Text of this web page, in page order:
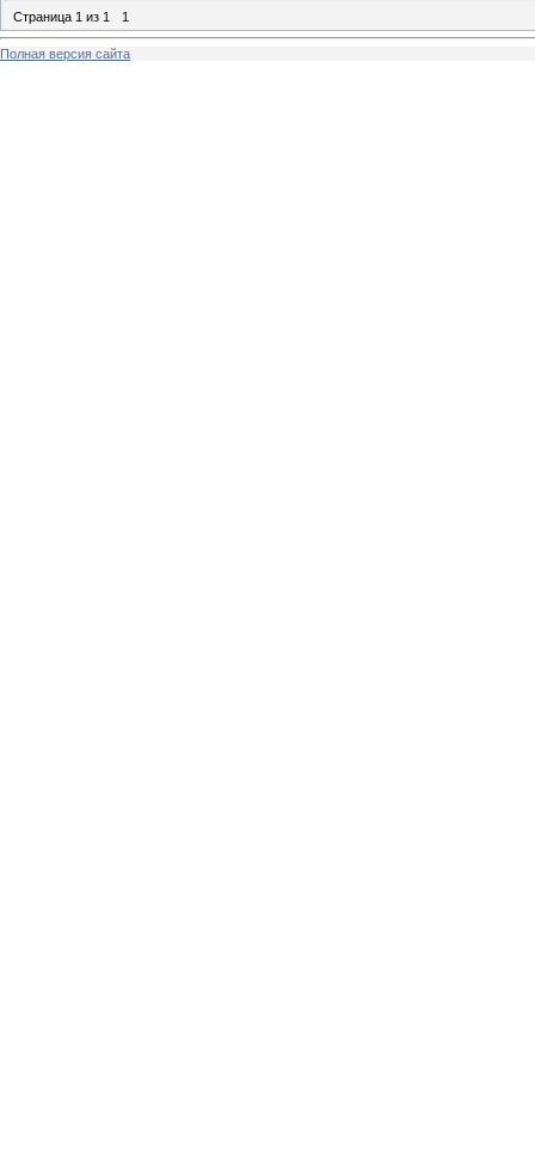
Страница 1 из 1 1
Полная версия сайта